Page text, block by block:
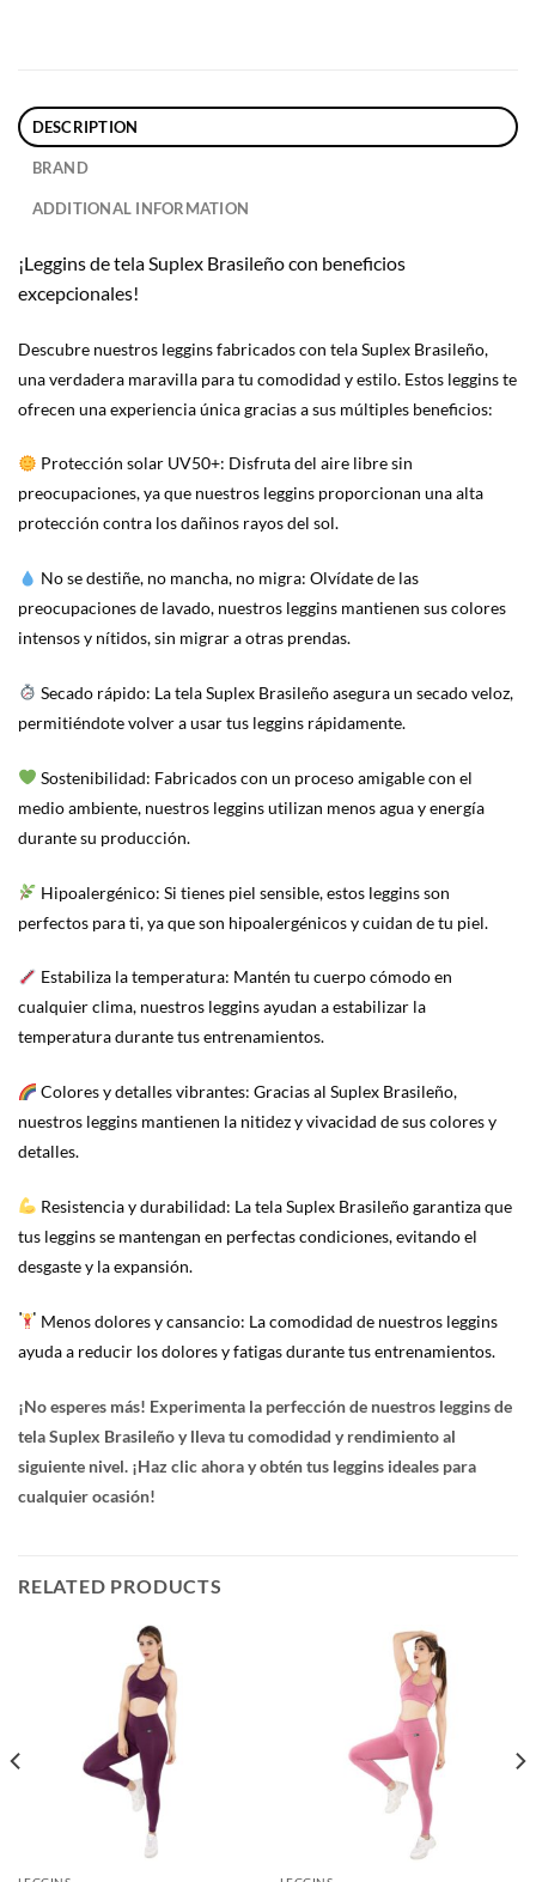
DESCRIPTION
BRAND
ADDITIONAL INFORMATION
¡Leggins de tela Suplex Brasileño con beneficios
excepcionales!
Descubre nuestros leggins fabricados con tela Suplex Brasileño,
una verdadera maravilla para tu comodidad y estilo. Estos leggins te
ofrecen una experiencia única gracias a sus múltiples beneficios:
Protección solar UV50+: Disfruta del aire libre sin
preocupaciones, ya que nuestros leggins proporcionan una alta
protección contra los dañinos rayos del sol.
No se destiñe, no mancha, no migra: Olvídate de las
preocupaciones de lavado, nuestros leggins mantienen sus colores
intensos y nítidos, sin migrar a otras prendas.
Secado rápido: La tela Suplex Brasileño asegura un secado veloz,
permitiéndote volver a usar tus leggins rápidamente.
Sostenibilidad: Fabricados con un proceso amigable con el
medio ambiente, nuestros leggins utilizan menos agua y energía
durante su producción.
Hipoalergénico: Si tienes piel sensible, estos leggins son
perfectos para ti, ya que son hipoalergénicos y cuidan de tu piel.
Estabiliza la temperatura: Mantén tu cuerpo cómodo en
cualquier clima, nuestros leggins ayudan a estabilizar la
temperatura durante tus entrenamientos.
Colores y detalles vibrantes: Gracias al Suplex Brasileño,
nuestros leggins mantienen la nitidez y vivacidad de sus colores y
detalles.
Resistencia y durabilidad: La tela Suplex Brasileño garantiza que
tus leggins se mantengan en perfectas condiciones, evitando el
desgaste y la expansión.
Menos dolores y cansancio: La comodidad de nuestros leggins
ayuda a reducir los dolores y fatigas durante tus entrenamientos.
¡No esperes más! Experimenta la perfección de nuestros leggins de
tela Suplex Brasileño y lleva tu comodidad y rendimiento al
siguiente nivel. ¡Haz clic ahora y obtén tus leggins ideales para
cualquier ocasión!
RELATED PRODUCTS